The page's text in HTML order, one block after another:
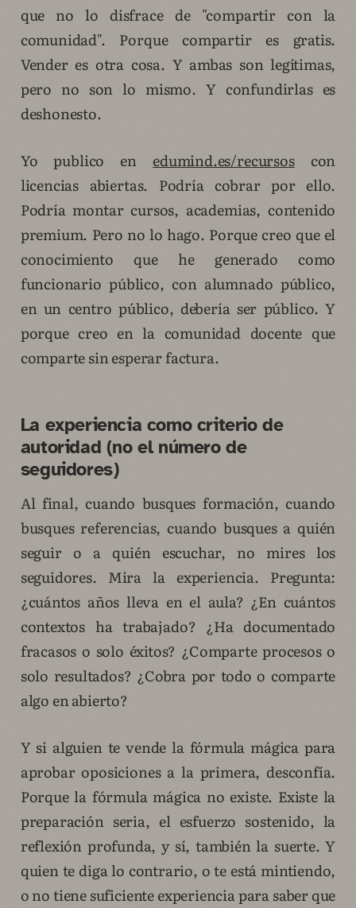
que no lo disfrace de "compartir con la
comunidad". Porque compartir es gratis.
Vender es otra cosa. Y ambas son legítimas,
pero no son lo mismo. Y confundirlas es
deshonesto.
Yo publico en edumind.es/recursoscon
licencias abiertas. Podría cobrar por ello.
Podría montar cursos, academias, contenido
premium. Pero no lo hago. Porque creo que el
conocimiento que he generado como
funcionario público, con alumnado público,
en un centro público, debería ser público. Y
porque creo en la comunidad docente que
comparte sin esperar factura.
La experiencia como criterio de
autoridad (no el número de
seguidores)
Al final, cuando busques formación, cuando
busques referencias, cuando busques a quién
seguir o a quién escuchar, no mires los
seguidores. Mira la experiencia. Pregunta:
¿cuántos años lleva en el aula? ¿En cuántos
contextos ha trabajado? ¿Ha documentado
fracasos o solo éxitos? ¿Comparte procesos o
solo resultados? ¿Cobra por todo o comparte
algo en abierto?
Y si alguien te vende la fórmula mágica para
aprobar oposiciones a la primera, desconfía.
Porque la fórmula mágica no existe. Existe la
preparación seria, el esfuerzo sostenido, la
reflexión profunda, y sí, también la suerte. Y
quien te diga lo contrario, o te está mintiendo,
o no tiene suficiente experiencia para saber que